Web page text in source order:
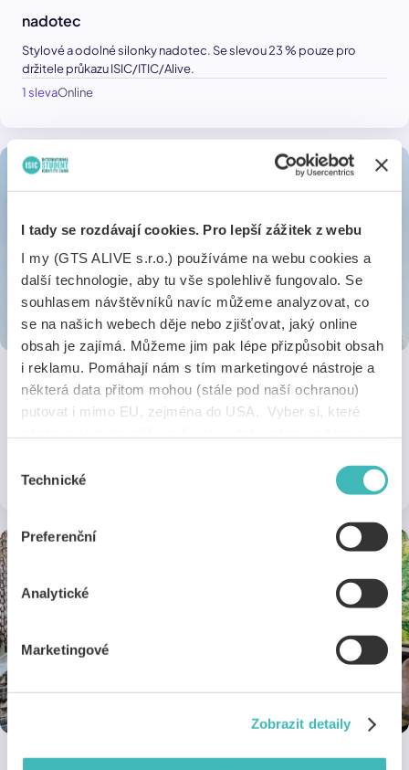
I tady se rozdávají cookies. Pro lepší zážitek z webu
I my (GTS ALIVE s.r.o.) používáme na webu cookies a
další technologie, aby tu vše spolehlivě fungovalo. Se
souhlasem návštěvníků navíc můžeme analyzovat, co
se na našich webech děje nebo zjišťovat, jaký online
obsah je zajímá. Můžeme jim pak lépe přizpůsobit obsah
i reklamu. Pomáhají nám s tím marketingové nástroje a
některá data přitom mohou (stále pod naší ochranou)
putovat i mimo EU, zejména do USA. Vyber si, které
v sekci „Detaily“. Svoji volbu můžeš kdykoliv změnit v
„Nastavení cookies“ (ikonka v zápatí webu). Vše o tom,
souhlasu
Technické
Preferenční
Analytické
Marketingové
Zobrazit detaily
nadotec
Stylové a odolné silonky nadotec. Se slevou 23 % pouze pro
držitele průkazu ISIC/ITIC/Alive.
1 slevaOnline
Oční optika NAOME
1 slevana 3 pobočkách